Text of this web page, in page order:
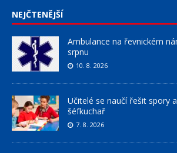
NEJČTENĚJŠÍ
Ambulance na řevnickém
srpnu
10. 8. 2026
Učitelé se naučí řešit spory
šéfkuchař
7. 8. 2026